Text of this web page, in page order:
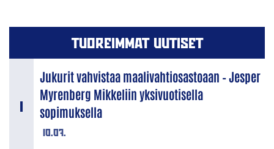
TUOREIMMAT UUTISET
10.07.
Jukurit vahvistaa maalivahtiosastoaan – Jesper
Myrenberg Mikkeliin yksivuotisella
sopimuksella